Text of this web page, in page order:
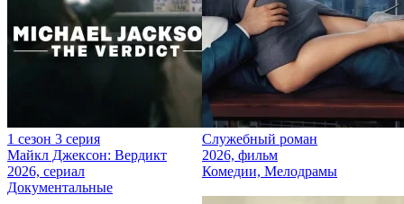
1 сезон 3 серия
Майкл Джексон: Вердикт
2026, сериал
Документальные
Служебный роман
2026, фильм
Комедии, Мелодрамы